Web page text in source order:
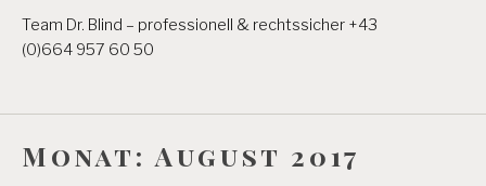
Team Dr. Blind – professionell & rechtssicher +43
(0)664 957 60 50
Monat:August 2017